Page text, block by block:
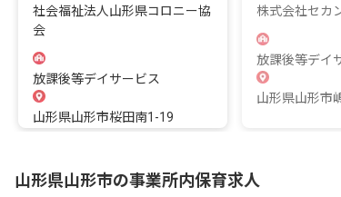
社会福祉法人山形県コロニー協
会
放課後等デイサービス
山形県山形市桜田南1-19
株式会社セカ
放課後等デイ
山形県山形市
山形県山形市の事業所内保育求人